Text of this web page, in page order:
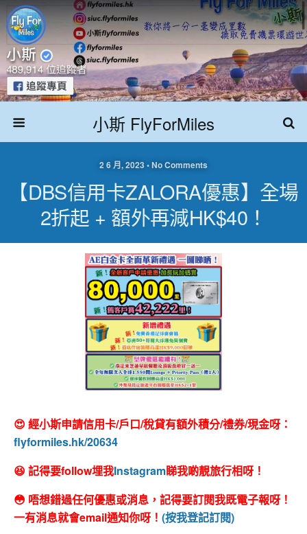
小斯 FlyForMiles
2 6 月, 2023 • No Comments
【DBS信用卡ZALORA優惠】全場
2折起 + 額外再減HK$40！
😍 經小斯申請信用卡/戶口/稅貸有額外積分/禮券/現金呀：
flyformiles.hk/20634
😆 記得要follow埋我Instagram睇我啲靚旅行相呀！
😳 唔想錯過任何優惠或消息，記得要訂閱我既電子報呀！
一有消息就會email通知你呀！ (按我登記訂閱)